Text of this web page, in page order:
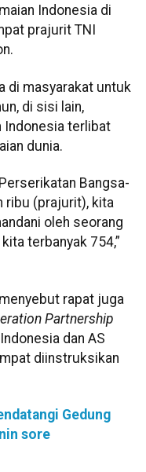
Indonesia di
prajurit TNI
di masyarakat untuk
di sisi lain,
Indonesia terlibat
dunia.
Bangsa-
ribu (prajurit), kita
oleh seorang
terbanyak 754,”
rapat juga
Partnership
dan AS
diinstruksikan
Gedung
sore